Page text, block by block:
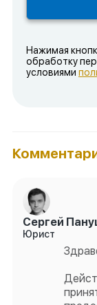
Нажимая
обработку
условиями
Сергей
Юрист